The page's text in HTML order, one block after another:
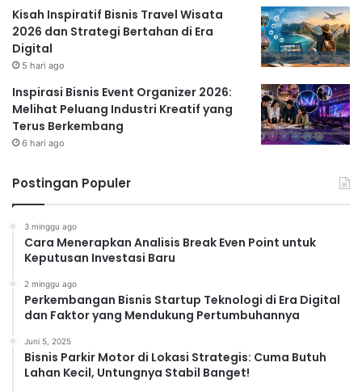
Kisah Inspiratif Bisnis Travel Wisata
2026 dan Strategi Bertahan di Era
Digital
5 hari ago
Inspirasi Bisnis Event Organizer 2026:
Melihat Peluang Industri Kreatif yang
Terus Berkembang
6 hari ago
Postingan Populer
3 minggu ago
Cara Menerapkan Analisis Break Even Point untuk
Keputusan Investasi Baru
2 minggu ago
Perkembangan Bisnis Startup Teknologi di Era Digital
dan Faktor yang Mendukung Pertumbuhannya
Juni 5, 2025
Bisnis Parkir Motor di Lokasi Strategis: Cuma Butuh
Lahan Kecil, Untungnya Stabil Banget!